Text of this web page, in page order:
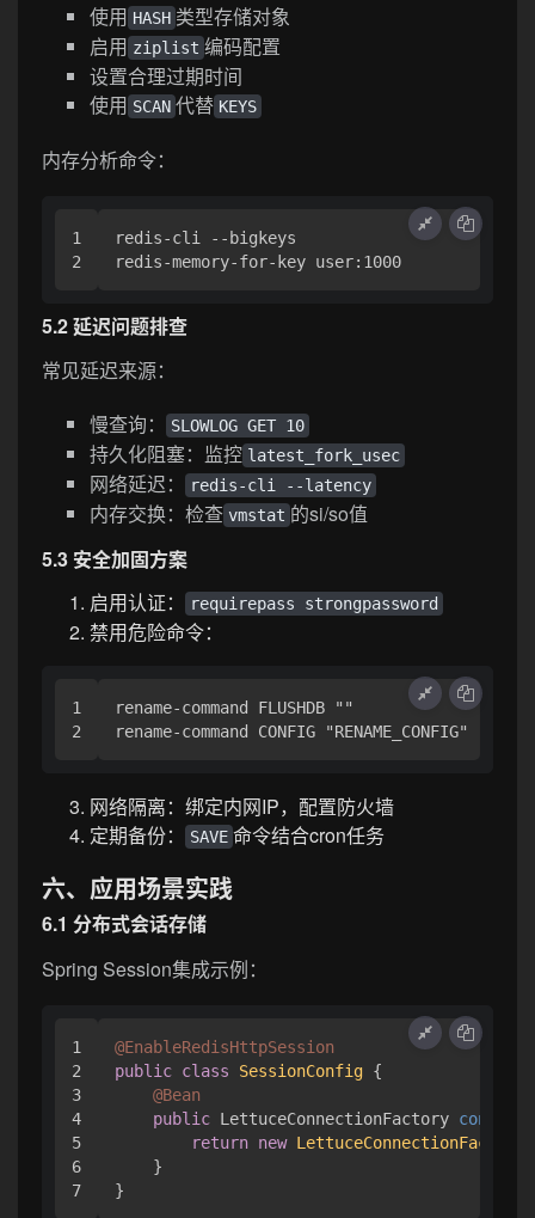
使用 HASH 类型存储对象
启用 ziplist 编码配置
设置合理过期时间
使用 SCAN 代替 KEYS
内存分析命令：
1
redis-cli --bigkeys
5.2 延迟问题排查
常见延迟来源：
慢查询：
SLOWLOG GET 10
持久化阻塞：监控 latest_fork_usec
网络延迟： redis-cli --latency
内存交换：检查 vmstat 的si/so值
5.3 安全加固方案
启用认证：
requirepass strongpassword
禁用危险命令：
1
rename-command FLUSHDB ""
网络隔离：绑定内网IP，配置防火墙
定期备份：
SAVE 命令结合cron任务
六、应用场景实践
6.1 分布式会话存储
Spring Session集成示例：
1
2
3
4
5
6
@EnableRedisHttpSession
public class SessionConfig {
@Bean
public LettuceConnectionFactory
return new LettuceConnectionFactory
    }